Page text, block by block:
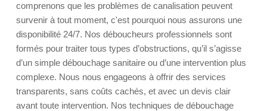
comprenons que les problèmes de canalisation peuvent
survenir à tout moment, c'est pourquoi nous assurons une
disponibilité 24/7. Nos déboucheurs professionnels sont
formés pour traiter tous types d’obstructions, qu’il s’agisse
d’un simple débouchage sanitaire ou d’une intervention plus
complexe. Nous nous engageons à offrir des services
transparents, sans coûts cachés, et avec un devis clair
avant toute intervention. Nos techniques de débouchage